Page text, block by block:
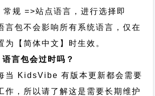
规 =>站点语言，进行选择即
言包不会影响所有系统语言，仅在
为【简体中文】时生效。
言包会过时吗？
当 KidsVibe 有版本更新都会需要
作，所以请了解这是需要长期维护